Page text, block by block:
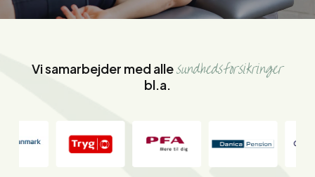
Vi samarbejder med allesundhedsforsikringer
bl.a.